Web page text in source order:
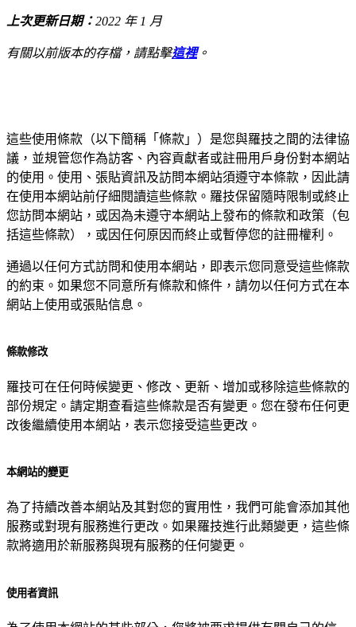
上次更新日期：2022 年 1 月
有關以前版本的存檔，請點擊這裡。
這些使用條款（以下簡稱「條款」）是您與羅技之間的法律協
議，並規管您作為訪客、內容貢獻者或註冊用戶身份對本網站
的使用。使用、張貼資訊及訪問本網站須遵守本條款，因此請
在使用本網站前仔細閱讀這些條款。羅技保留隨時限制或終止
您訪問本網站，或因為未遵守本網站上發布的條款和政策（包
括這些條款），或因任何原因而終止或暫停您的註冊權利。
通過以任何方式訪問和使用本網站，即表示您同意受這些條款
的約束。如果您不同意所有條款和條件，請勿以任何方式在本
網站上使用或張貼信息。
條款修改
羅技可在任何時候變更、修改、更新、增加或移除這些條款的
部份規定。請定期查看這些條款是否有變更。您在發布任何更
改後繼續使用本網站，表示您接受這些更改。
本網站的變更
為了持續改善本網站及其對您的實用性，我們可能會添加其他
服務或對現有服務進行更改。如果羅技進行此類變更，這些條
款將適用於新服務與現有服務的任何變更。
使用者資訊